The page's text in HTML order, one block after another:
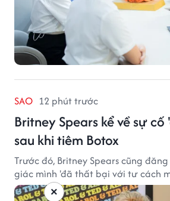
SAO 12 phút trước
Britney Spears kể về sự
sau khi tiêm Botox
Trước đó, Britney Spears cũng
giác mình 'đã thất bại với tư cách
×